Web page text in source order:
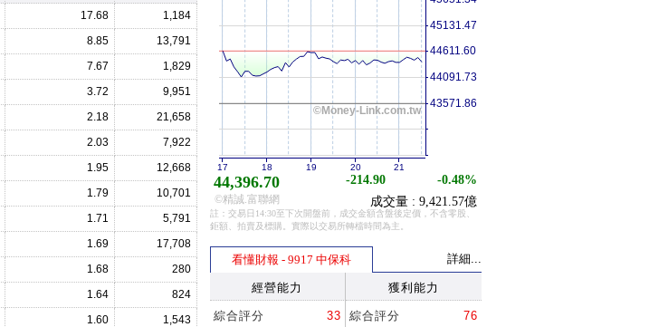
17.68
1,184
8.85
13,791
7.67
1,829
3.72
9,951
2.18
21,658
2.03
7,922
1.95
12,668
1.79
10,701
1.71
5,791
1.69
17,708
1.68
280
1.64
824
1.60
1,543
©Money-Link.com.tw
44,396.70 -214.90
-0.48%
成交量 : 9,421.57億
17 18 19 20 21
©精誠.富聯網
43571.86
44091.73
44611.60
45131.47
註：交易日14:30至下次開盤前，成交金額含盤後定價，不含零股、
鉅額、拍賣及標購。實際以交易所轉檔時間為主。
看懂財報 - 9917 中保科 詳細...
經營能力 獲利能力
綜合評分 33 綜合評分 76